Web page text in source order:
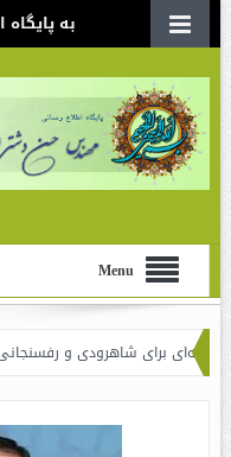
به
Menu
شاهرودی و رفسنجانی